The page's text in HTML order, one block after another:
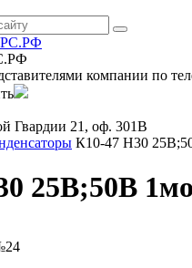
компании по
Гвардии 21, оф. 301В
К10-47 Н30
25В;50В